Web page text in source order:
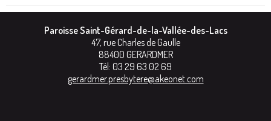
Paroisse Saint-Gérard-de-la-Vallée-des-Lacs
47, rue Charles de Gaulle
88400 GERARDMER
Tél: 03 29 63 02 69
gerardmer.presbytere@akeonet.com